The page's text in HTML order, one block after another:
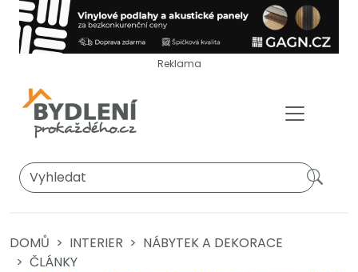
Reklama
DOMŮ INTERIER
NÁBYTEK A DEKORACE
ČLÁNKY